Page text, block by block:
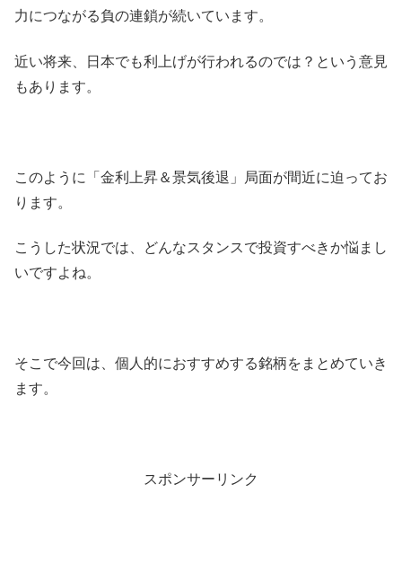
力につながる負の連鎖が続いています。
近い将来、日本でも利上げが行われるのでは？という意見
もあります。
このように「金利上昇＆景気後退」局面が間近に迫ってお
ります。
こうした状況では、どんなスタンスで投資すべきか悩まし
いですよね。
そこで今回は、個人的におすすめする銘柄をまとめていき
ます。
スポンサーリンク